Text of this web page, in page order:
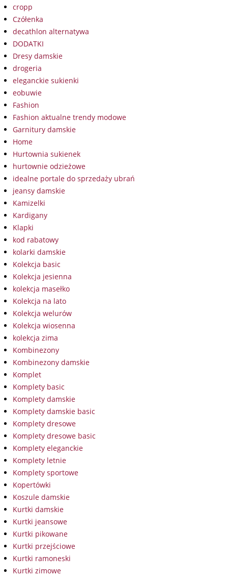
cropp
Czółenka
decathlon alternatywa
DODATKI
Dresy damskie
drogeria
eleganckie sukienki
eobuwie
Fashion
Fashion aktualne trendy modowe
Garnitury damskie
Home
Hurtownia sukienek
hurtownie odzieżowe
idealne portale do sprzedaży ubrań
jeansy damskie
Kamizelki
Kardigany
Klapki
kod rabatowy
kolarki damskie
Kolekcja basic
Kolekcja jesienna
kolekcja masełko
Kolekcja na lato
Kolekcja welurów
Kolekcja wiosenna
kolekcja zima
Kombinezony
Kombinezony damskie
Komplet
Komplety basic
Komplety damskie
Komplety damskie basic
Komplety dresowe
Komplety dresowe basic
Komplety eleganckie
Komplety letnie
Komplety sportowe
Kopertówki
Koszule damskie
Kurtki damskie
Kurtki jeansowe
Kurtki pikowane
Kurtki przejściowe
Kurtki ramoneski
Kurtki zimowe